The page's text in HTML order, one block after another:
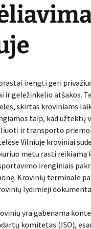
irengti geri
ir geležinkelio atšakos.
skirtas krovi­niams
taip, kad užtektų
ir transporto
Vilniuje kroviniai
metu rasti reikiamą
irenginiais
Krovinių terminale
lydimieji
yra gabenama
komitetas (ISO),